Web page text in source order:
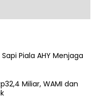
Piala AHY Menjaga
Miliar, WAMI dan